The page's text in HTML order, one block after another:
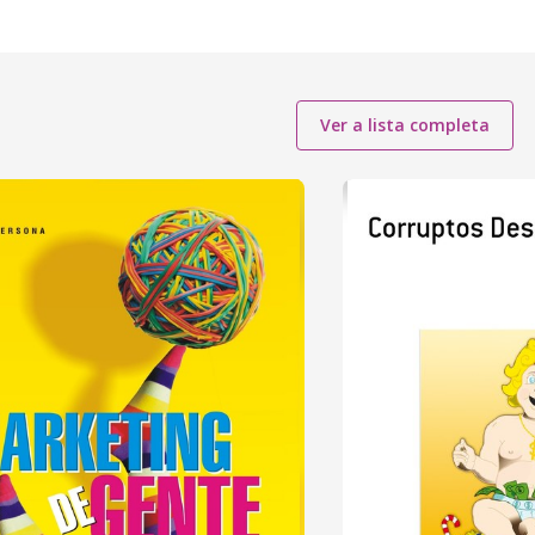
Ver a lista completa